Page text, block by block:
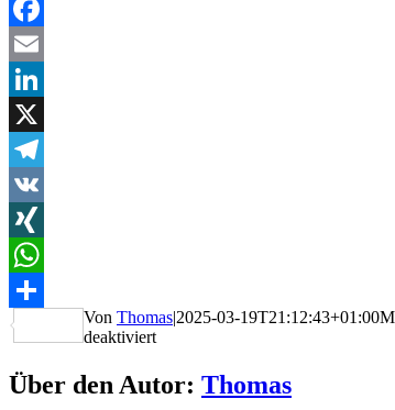
Facebook
Email
LinkedIn
X
Telegram
VK
XING
WhatsApp
Teilen
Von Thomas|2025-03-19T21:12:43+01:00
deaktiviertfür
Innenansichten
eines
Über den Autor: Thomas